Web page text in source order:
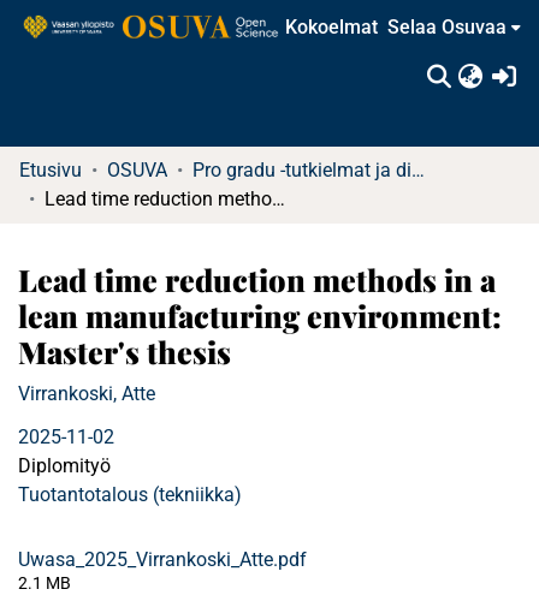
Kokoelmat Selaa Osuvaa
Etusivu OSUVA
Pro gradu -tutkielmat ja diplomityöt
Lead time reduction methods in a lean manufacturing environment: Master's thesis
Lead time reduction methods in a
lean manufacturing environment:
Master's thesis
Virrankoski, Atte
2025-11-02
Diplomityö
Tuotantotalous (tekniikka)
Uwasa_2025_Virrankoski_Atte.pdf
2.1 MB